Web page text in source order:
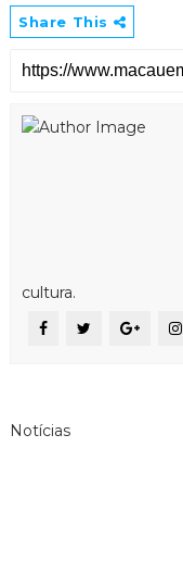
Share This
cultura.
Notícias